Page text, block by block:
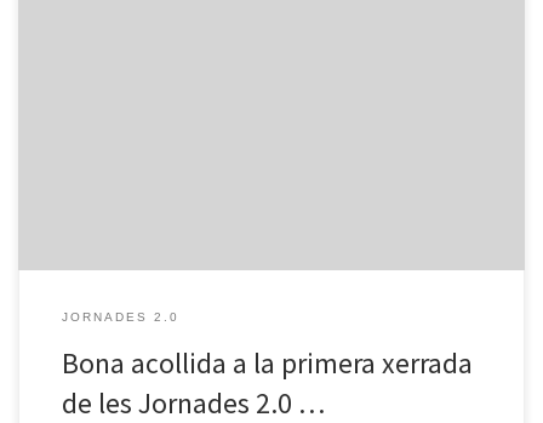
JORNADES 2.0
Bona acollida a la primera xerrada
de les Jornades 2.0 …